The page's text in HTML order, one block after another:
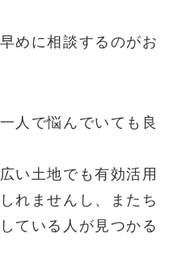
めに相談するのがお
人で悩んでいても良
い土地でも有効活用
れませんし、またち
ている人が見つかる